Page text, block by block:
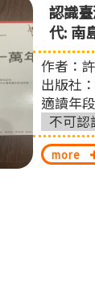
認識
代: 南
作者：
出版社
適讀年
不可認
more